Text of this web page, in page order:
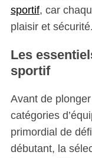
sportif, car
plaisir et sécurité.
Les
sportif
Avant de
catégories
primordial de
débutant, la